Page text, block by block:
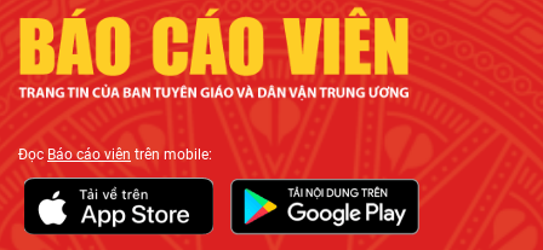
ĐọcBáo cáo viên trên mobile: